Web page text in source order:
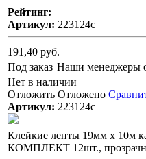
Рейтинг:
Артикул: 223124с
191,40 руб.
Под заказ Наши менеджеры
Нет в наличии
Отложить Отложено
Артикул: 223124с
Клейкие ленты 19мм х 10м
КОМПЛЕКТ 12шт.,